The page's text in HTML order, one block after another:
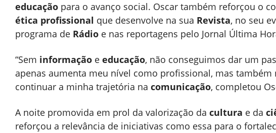
educação para o avanço social. Oscar também reforçou o
ética profissional que desenvolve na sua Revista, no seu
programa de Rádio e nas reportagens pelo Jornal Última
“Sem informação e educação, não conseguimos dar um
apenas aumenta meu nível como profissional, mas
continuar a minha trajetória na comunicação, completou
A noite promovida em prol da valorização da cultura e da
reforçou a relevância de iniciativas como essa para o